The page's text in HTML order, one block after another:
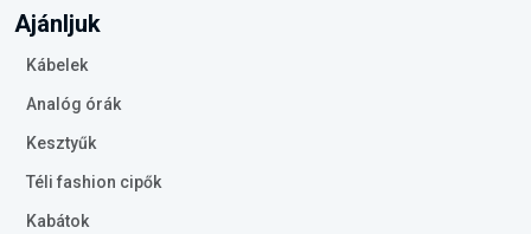
Ajánljuk
Kábelek
Analóg órák
Kesztyűk
Téli fashion cipők
Kabátok